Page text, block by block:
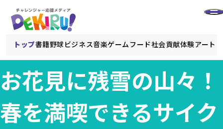
トップ書籍野球 ビジネス音楽ゲーム フード社会貢献体験アート
お花見に残雪の山々！
春を満喫できるサイク